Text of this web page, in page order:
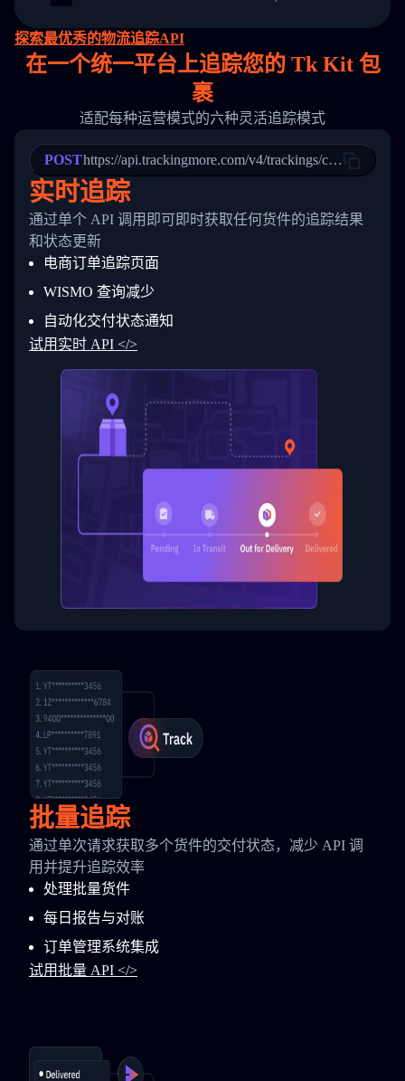
15
16
17
22
23
24
25
27
28
29
30
31
33
34
"destination_country": "United
        "itemTimeLength": 2,
        "weblink": "",
        "phone": null,
        "trackinfo": [
          {
            "Date": "2017-03-08 04: 22: 00",
"StatusDescription": "Departed
"Details": "Departed Facility
          },
          {
            "Date": "2017-03-06 15:28:00",
"StatusDescription": "Shipment
"Details": "BEIJING-
          }
        ]
      }
  }
}
探索最优秀的物流追踪API
在一个统一平台上追踪您的 Tk Kit 包
裹
适配每种运营模式的六种灵活追踪模式
POSThttps://api.trackingmore.com/v4/trackings/create
实时追踪
通过单个 API 调用即可即时获取任何货件的追踪结果
和状态更新
电商订单追踪页面
WISMO 查询减少
自动化交付状态通知
试用实时 API </>
批量追踪
通过单次请求获取多个货件的交付状态，减少 API 调
用并提升追踪效率
处理批量货件
每日报告与对账
订单管理系统集成
试用批量 API </>